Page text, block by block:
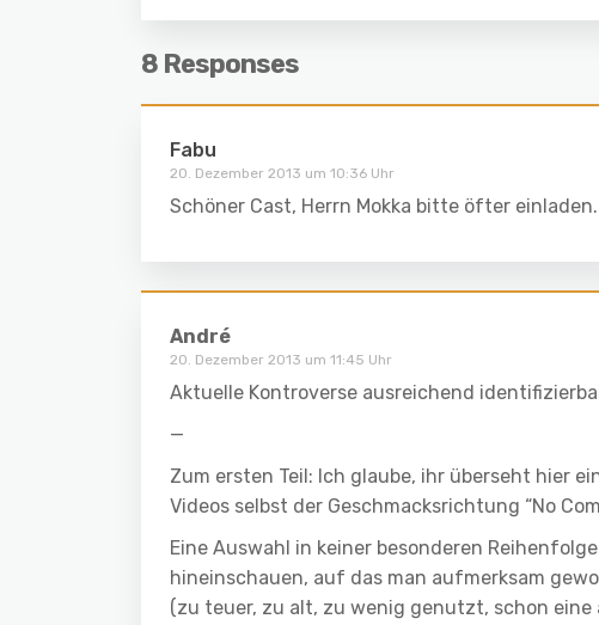
8 Responses
Fabu
20. Dezember 2013 um 10:36 Uhr
Schöner Cast, Herrn Mokka bitte öfter
André
20. Dezember 2013 um 11:45 Uhr
Aktuelle Kontroverse ausreichend
—
Zum ersten Teil: Ich glaube, ihr überseht hier
Videos selbst der Geschmacksrichtung “No
Eine Auswahl in keiner besonderen
hineinschauen, auf das man aufmerksam
(zu teuer, zu alt, zu wenig genutzt, schon